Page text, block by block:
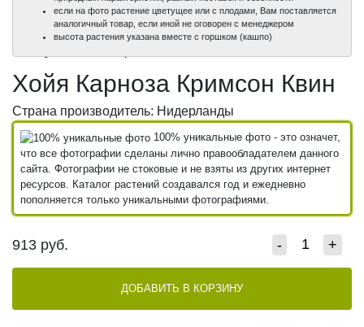
100%
100%
если на фото растение цветущее или с плодами, Вам поставляется
аналогичный товар, если иной не оговорен с менеджером
высота растения указана вместе с горшком (кашпо)
Хойя Карноза Кримсон Квин
Страна производитель: Нидерланды
100% уникальные фото - это означет,
что все фотографии сделаны лично правообладателем данного
сайта. Фотографии не стоковые и не взяты из других интернет
ресурсов. Каталог растений создавался год и ежедневно
пополняется только уникальными фотографиями.
913 руб. - +
ДОБАВИТЬ В КОРЗИНУ